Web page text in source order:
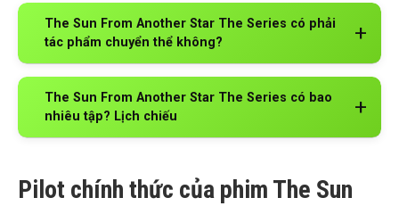
The Sun From Another Star The Series có phải
tác phẩm chuyển thể không?
The Sun From Another Star The Series có bao
nhiêu tập? Lịch chiếu
Pilot chính thức của phim The Sun